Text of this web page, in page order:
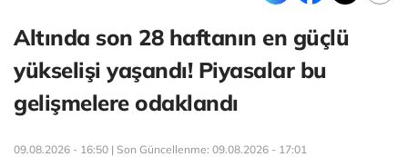
Altında son 28 haftanın en güçlü
yükselişi yaşandı! Piyasalar bu
gelişmelere odaklandı
09.08.2026 - 16:50 | Son Güncellenme: 09.08.2026 - 17:01